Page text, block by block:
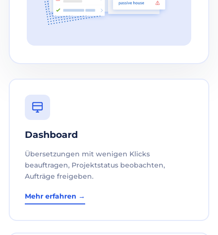
Dashboard
Übersetzungen mit wenigen Klicks
beauftragen, Projektstatus beobachten,
Aufträge freigeben.
Mehr erfahren →